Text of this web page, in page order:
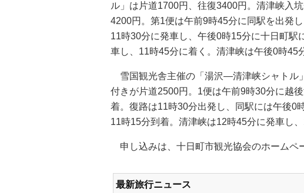
ル」は片道1700円、往復3400円。清津峡入
4200円。第1便は午前9時45分に同駅を出発
11時30分に発車し、午後0時15分に十日町駅
車し、11時45分に着く。清津峡は午後0時45
雪国観光舎主催の「湯沢―清津峡シャトル
付きが片道2500円。1便は午前9時30分に越
着。復路は11時30分出発し、同駅には午後0
11時15分到着。清津峡は12時45分に発車し、
申し込みは、十日町市観光協会のホームペ
最新旅行ニュース